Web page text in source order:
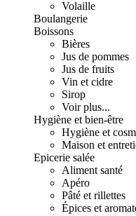
Volaille
Boulangerie
Boissons
Bières
Jus de pommes
Jus de fruits
Vin et cidre
Sirop
Voir plus...
Hygiène et bien-être
Hygiène et
Maison et
Epicerie salée
Aliment santé
Apéro
Pâté et rillettes
Épices et